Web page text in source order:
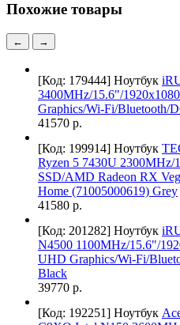
Похожие товары
← →
[Код: 179444] Ноутбук
3400MHz/15.6"/
Graphics/Wi-Fi/Bluetooth/
41570 р.
[Код: 199914] Ноутбук
Ryzen 5 7430U
SSD/AMD Radeon RX
Home (71005000619) Grey
41580 р.
[Код: 201282] Ноутбук
N4500 1100MHz/15.6"/
UHD Graphics/Wi-Fi/
Black
39770 р.
[Код: 192251] Ноутбук